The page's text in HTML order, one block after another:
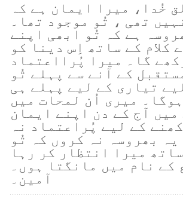
خُدا، میرا ایمان ہے کہ
تھی ، تُو موجود تھا۔
ہے کہ تُو ابھی اپنے
کلام کے ساتھ اِس دینا کو
گا۔ میرا پُرااعتماد
کے آنے سے پہلے تُو
تیاری کے لیے پہلے ہی
میری اُن لمحات میں
میں آج کے دن اپنے ایمان
کے لیے پُراعتماد نہ
یہ بھروسہ نہ کروں کہ تُو
میرا انتظار کر رہا
کے نام میں مانگتا ہوں۔
آمین۔